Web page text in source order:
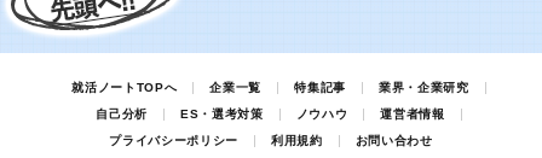
就活ノートTOPへ 企業一覧 特集記事
業界・企業研究
自己分析
ES・選考対策 ノウハウ
運営者情報
プライバシーポリシー
利用規約 お問い合わせ